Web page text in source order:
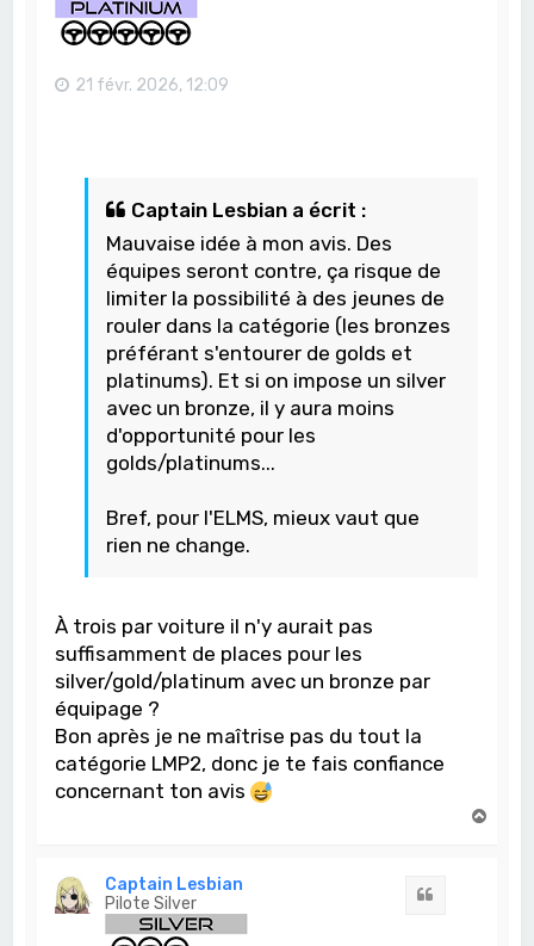
21 févr. 2026, 12:09
Captain Lesbian a écrit :
Mauvaise idée à mon avis. Des
équipes seront contre, ça risque de
limiter la possibilité à des jeunes de
rouler dans la catégorie (les bronzes
préférant s'entourer de golds et
platinums). Et si on impose un silver
avec un bronze, il y aura moins
d'opportunité pour les
golds/platinums...
Bref, pour l'ELMS, mieux vaut que
rien ne change.
À trois par voiture il n'y aurait pas
suffisamment de places pour les
silver/gold/platinum avec un bronze par
équipage ?
Bon après je ne maîtrise pas du tout la
catégorie LMP2, donc je te fais confiance
concernant ton avis
Captain Lesbian
Pilote Silver